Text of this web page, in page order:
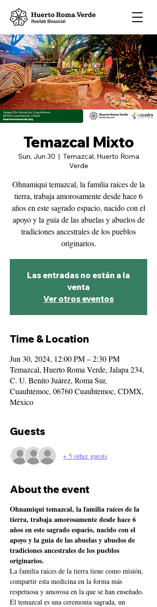
Temazcal Mixto
Sun, Jun 30
  |
Temazcal, Huerto Roma
Verde
Ohnamiqui temazcal, la familia raíces de la
tierra, trabaja amorosamente desde hace 6
años en este sagrado espacio, nacido con el
apoyo y la guía de las abuelas y abuelos de
tradiciones ancestrales de los pueblos
originarios.
Las entradas no están a la
venta
Ver otros eventos
Time & Location
Jun 30, 2024, 12:00 PM – 2:30 PM
Temazcal, Huerto Roma Verde, Jalapa 234,
C. U. Benito Juárez, Roma Sur,
Cuauhtémoc, 06760 Cuauhtemoc, CDMX,
México
Guests
+ 5 other guests
About the event
Ohnamiqui temazcal, la familia raíces de la
tierra, trabaja amorosamente desde hace 6
años en este sagrado espacio, nacido con el
apoyo y la guía de las abuelas y abuelos de
tradiciones ancestrales de los pueblos
originarios.
La familia raíces de la tierra tiene como misión,
compartir esta medicina en la forma más
respetuosa y amorosa en la que se han enseñado.
El temazcal es una ceremonia sagrada, un